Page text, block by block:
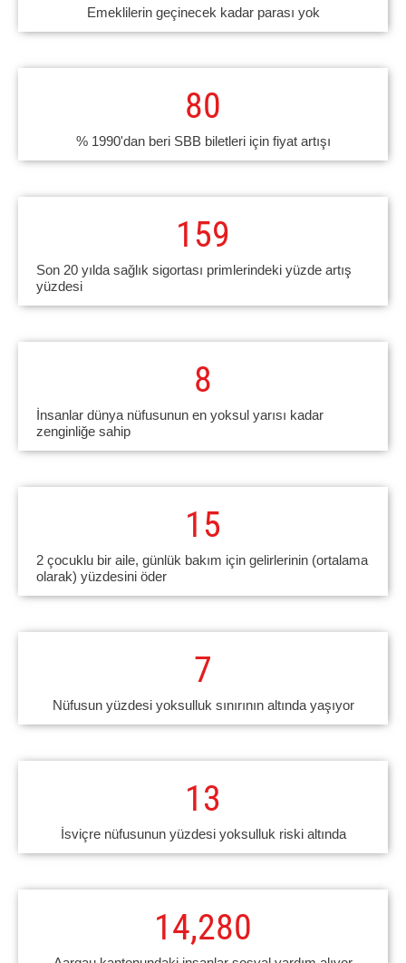
Emeklilerin geçinecek kadar parası yok
% 1990'dan beri SBB biletleri için fiyat artışı
80
Son 20 yılda sağlık sigortası primlerindeki yüzde artış
yüzdesi
159
İnsanlar dünya nüfusunun en yoksul yarısı kadar
zenginliğe sahip
8
2 çocuklu bir aile, günlük bakım için gelirlerinin (ortalama
olarak) yüzdesini öder
15
Nüfusun yüzdesi yoksulluk sınırının altında yaşıyor
7
İsviçre nüfusunun yüzdesi yoksulluk riski altında
13
14,280